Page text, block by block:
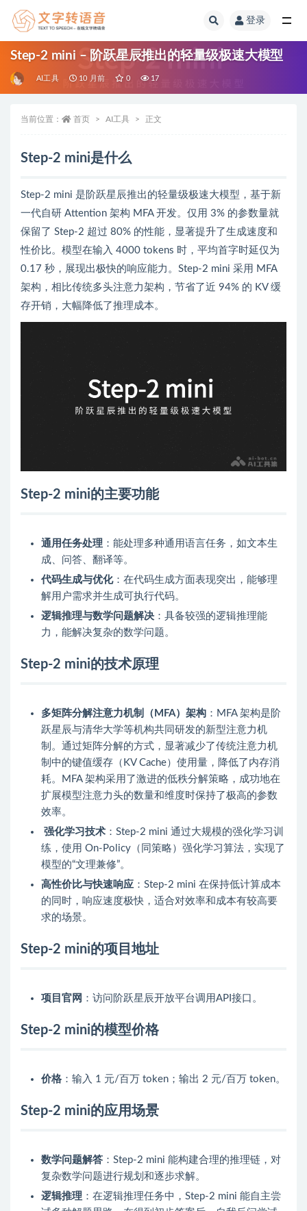
登录
Step-2 mini – 阶跃星辰推出的轻量级极速大模型
AI工具 10 月前 0 17
当前位置： 首页 AI工具 正文
Step-2 mini是什么
Step-2 mini 是阶跃星辰推出的轻量级极速大模型，基于新
一代自研 Attention 架构 MFA 开发。仅用 3% 的参数量就
保留了 Step-2 超过 80% 的性能，显著提升了生成速度和
性价比。模型在输入 4000 tokens 时，平均首字时延仅为
0.17 秒，展现出极快的响应能力。Step-2 mini 采用 MFA
架构，相比传统多头注意力架构，节省了近 94% 的 KV 缓
存开销，大幅降低了推理成本。
Step-2 mini的主要功能
通用任务处理 ：能处理多种通用语言任务，如文本生
成、问答、翻译等。
代码生成与优化：在代码生成方面表现突出，能够理
解用户需求并生成可执行代码。
逻辑推理与数学问题解决 ：具备较强的逻辑推理能
力，能解决复杂的数学问题。
Step-2 mini的技术原理
多矩阵分解注意力机制（MFA）架构 ：MFA 架构是阶
跃星辰与清华大学等机构共同研发的新型注意力机
制。通过矩阵分解的方式，显著减少了传统注意力机
制中的键值缓存（KV Cache）使用量，降低了内存消
耗。MFA 架构采用了激进的低秩分解策略，成功地在
扩展模型注意力头的数量和维度时保持了极高的参数
效率。
强化学习技术 ：Step-2 mini 通过大规模的强化学习训
练，使用 On-Policy（同策略）强化学习算法，实现了
模型的“文理兼修”。
高性价比与快速响应 ：Step-2 mini 在保持低计算成本
的同时，响应速度极快，适合对效率和成本有较高要
求的场景。
Step-2 mini的项目地址
项目官网 ：访问阶跃星辰开放平台调用API接口。
Step-2 mini的模型价格
价格 ：输入 1 元/百万 token；输出 2 元/百万 token。
Step-2 mini的应用场景
数学问题解答 ：Step-2 mini 能构建合理的推理链，对
复杂数学问题进行规划和逐步求解。
逻辑推理 ：在逻辑推理任务中，Step-2 mini 能自主尝